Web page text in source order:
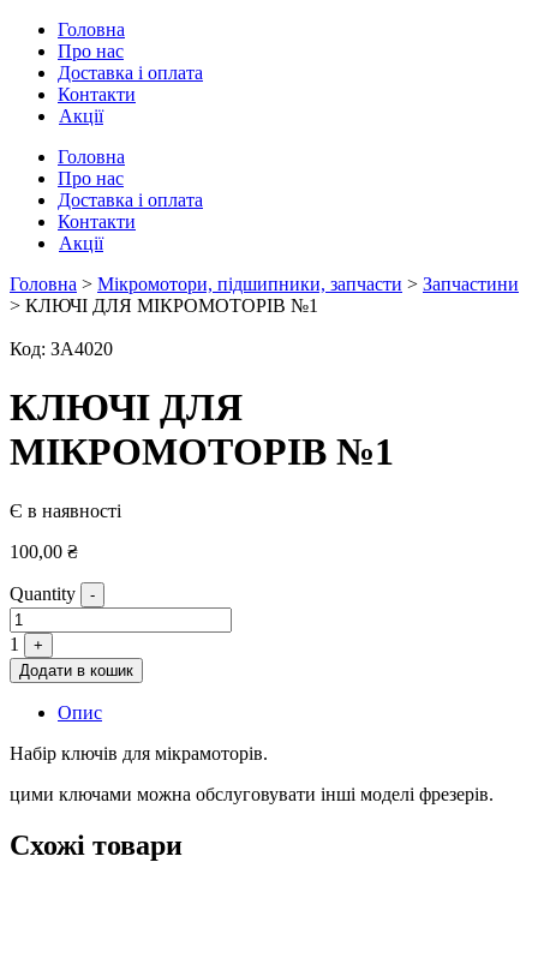
Головна
Про нас
Доставка і оплата
Контакти
Акції
Головна
Про нас
Доставка і оплата
Контакти
Акції
Головна > Мікромотори, підшипники, запчасти > Запчастини
> КЛЮЧІ ДЛЯ МІКРОМОТОРІВ №1
Код: ЗА4020
КЛЮЧІ ДЛЯ
МІКРОМОТОРІВ №1
Є в наявності
100,00 ₴
Quantity -
1
+
Додати в кошик
Опис
Набір ключів для мікрамоторів.
цими ключами можна обслуговувати інші моделі фрезерів.
Схожі товари